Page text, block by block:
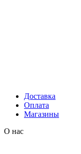
Доставка
Оплата
Магазины
О нас